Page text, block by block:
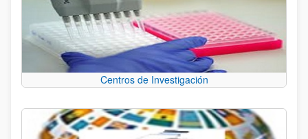
Centros de Investigación